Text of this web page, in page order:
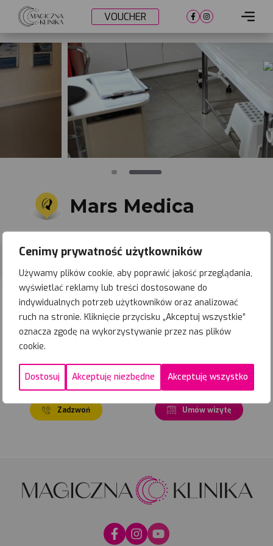
Cenimy prywatność użytkowników
Używamy plików cookie, aby poprawić jakość przeglądania,
wyświetlać reklamy lub treści dostosowane do
indywidualnych potrzeb użytkowników oraz analizować
ruch na stronie. Kliknięcie przycisku „Akceptuj wszystkie”
oznacza zgodę na wykorzystywanie przez nas plików
cookie.
Dostosuj Akceptuję niezbędne Akceptuję wszystko
VOUCHER
Cennik
Lokalizacje
Metamorfozy
Nasi lekarze
Umów wizytę
Mars Medica
Legnica
ul. Marsa 1a
%
Najbliższe
Zapisz się
Zapisz się
Zadzwoń Umów wizytę